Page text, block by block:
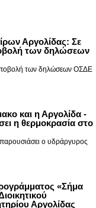
Αργολίδας: Σε
των δηλώσεων
των δηλώσεων ΟΣΔΕ
και η Αργολίδα -
η θερμοκρασία στο
ο υδράργυρος
«Σήμα
Αργολίδας